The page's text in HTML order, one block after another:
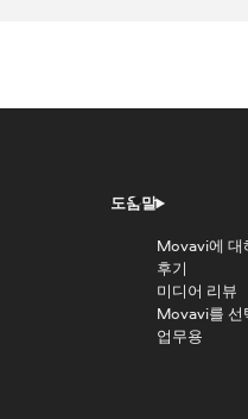
도움말
Movavi에 대
후기
미디어 리뷰
Movavi를 선
업무용